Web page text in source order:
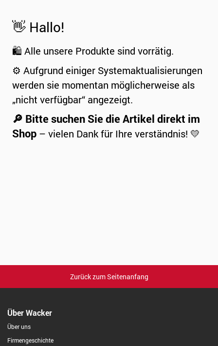
👋 Hallo!
🛍️ Alle unsere Produkte sind vorrätig.
⚙️ Aufgrund einiger Systemaktualisierungen
werden sie momentan möglicherweise als
„nicht verfügbar“ angezeigt.
🔎 Bitte suchen Sie die Artikel direkt im
Shop – vielen Dank für Ihre verständnis! 💛
Zurück zum Seitenanfang
Über Wacker
Über uns
Firmengeschichte